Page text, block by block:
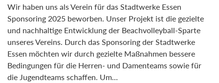
Wir haben uns als Verein für das Stadtwerke Essen
Sponsoring 2025 beworben. Unser Projekt ist die gezielte
und nachhaltige Entwicklung der Beachvolleyball-Sparte
unseres Vereins. Durch das Sponsoring der Stadtwerke
Essen möchten wir durch gezielte Maßnahmen bessere
Bedingungen für die Herren- und Damenteams sowie für
die Jugendteams schaffen. Um…